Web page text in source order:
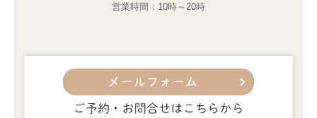
営業時間：10時～20時